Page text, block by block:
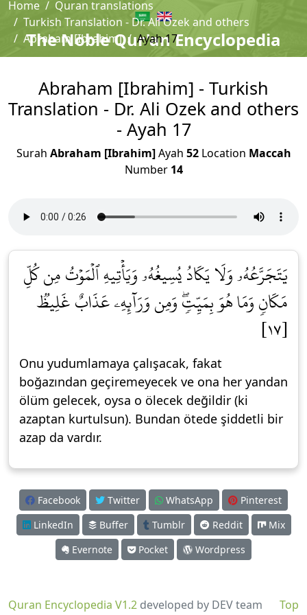
The Noble Qur'an Encyclopedia
Home
Quran translations
Turkish Translation - Dr. Ali Ozek and others
Abraham [Ibrahim]
Ayah 17
Abraham [Ibrahim] - Turkish
Translation - Dr. Ali Ozek and others
- Ayah 17
Surah Abraham [Ibrahim]Ayah 52Location Maccah
Number 14
يَتَجَرَّعُهُۥ وَلَا يَكَادُ يُسِيغُهُۥ وَيَأۡتِيهِ ٱلۡمَوۡتُ مِن كُلِّ
مَكَانٖ وَمَا هُوَ بِمَيِّتٖۖ وَمِن وَرَآئِهِۦ عَذَابٌ غَلِيظٞ
[١٧]
Onu yudumlamaya çalışacak, fakat
boğazından geçiremeyecek ve ona her yandan
ölüm gelecek, oysa o ölecek değildir (ki
azaptan kurtulsun). Bundan ötede şiddetli bir
azap da vardır.
Facebook Twitter WhatsApp
Pinterest
LinkedIn
Buffer Tumblr Reddit
Mix
Evernote
Pocket Wordpress
Top
Quran Encyclopedia V1.2 developed by DEV team